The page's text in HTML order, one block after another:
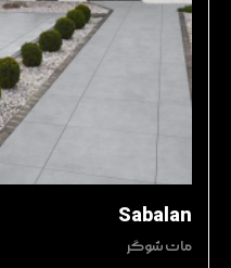
Sabalan
مات شوگر